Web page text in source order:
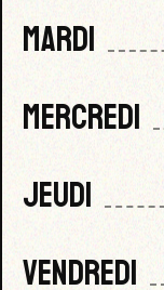
MARDI
MERCREDI
JEUDI
VENDREDI